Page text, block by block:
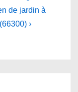
de jardin à
›